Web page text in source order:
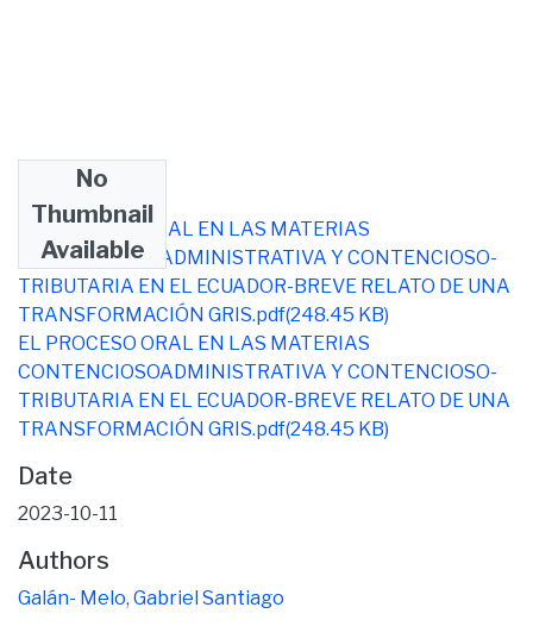
No
Thumbnail
Available
EL PROCESO ORAL EN LAS MATERIAS
CONTENCIOSOADMINISTRATIVA Y CONTENCIOSO-
TRIBUTARIA EN EL ECUADOR-BREVE RELATO DE UNA
TRANSFORMACIÓN GRIS.pdf(248.45 KB)
EL PROCESO ORAL EN LAS MATERIAS
CONTENCIOSOADMINISTRATIVA Y CONTENCIOSO-
TRIBUTARIA EN EL ECUADOR-BREVE RELATO DE UNA
TRANSFORMACIÓN GRIS.pdf(248.45 KB)
Date
2023-10-11
Authors
Galán- Melo, Gabriel Santiago